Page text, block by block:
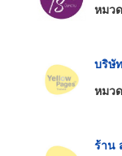
หมว
บริษั
หมว
ร้าน